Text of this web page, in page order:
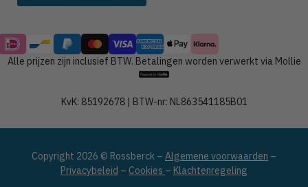
Alle prijzen zijn inclusief BTW. Betalingen worden verwerkt via Mollie
KvK: 85192678 | BTW-nr: NL863541185B01
Copyright 2026 © Rossberck – Algemene voorwaarden –
Privacybeleid – Cookies – Klachtenregeling